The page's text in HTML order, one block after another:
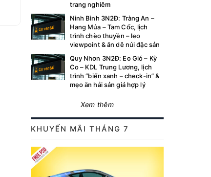
trang nghiêm
Ninh Bình 3N2Đ: Tràng An –
Hang Múa – Tam Cốc, lịch
trình chèo thuyền – leo
viewpoint & ăn dê núi đặc sản
Quy Nhơn 3N2Đ: Eo Gió – Kỳ
Co – KDL Trung Lương, lịch
trình “biển xanh – check-in” &
mẹo ăn hải sản giá hợp lý
Xem thêm
KHUYẾN MÃI THÁNG 7